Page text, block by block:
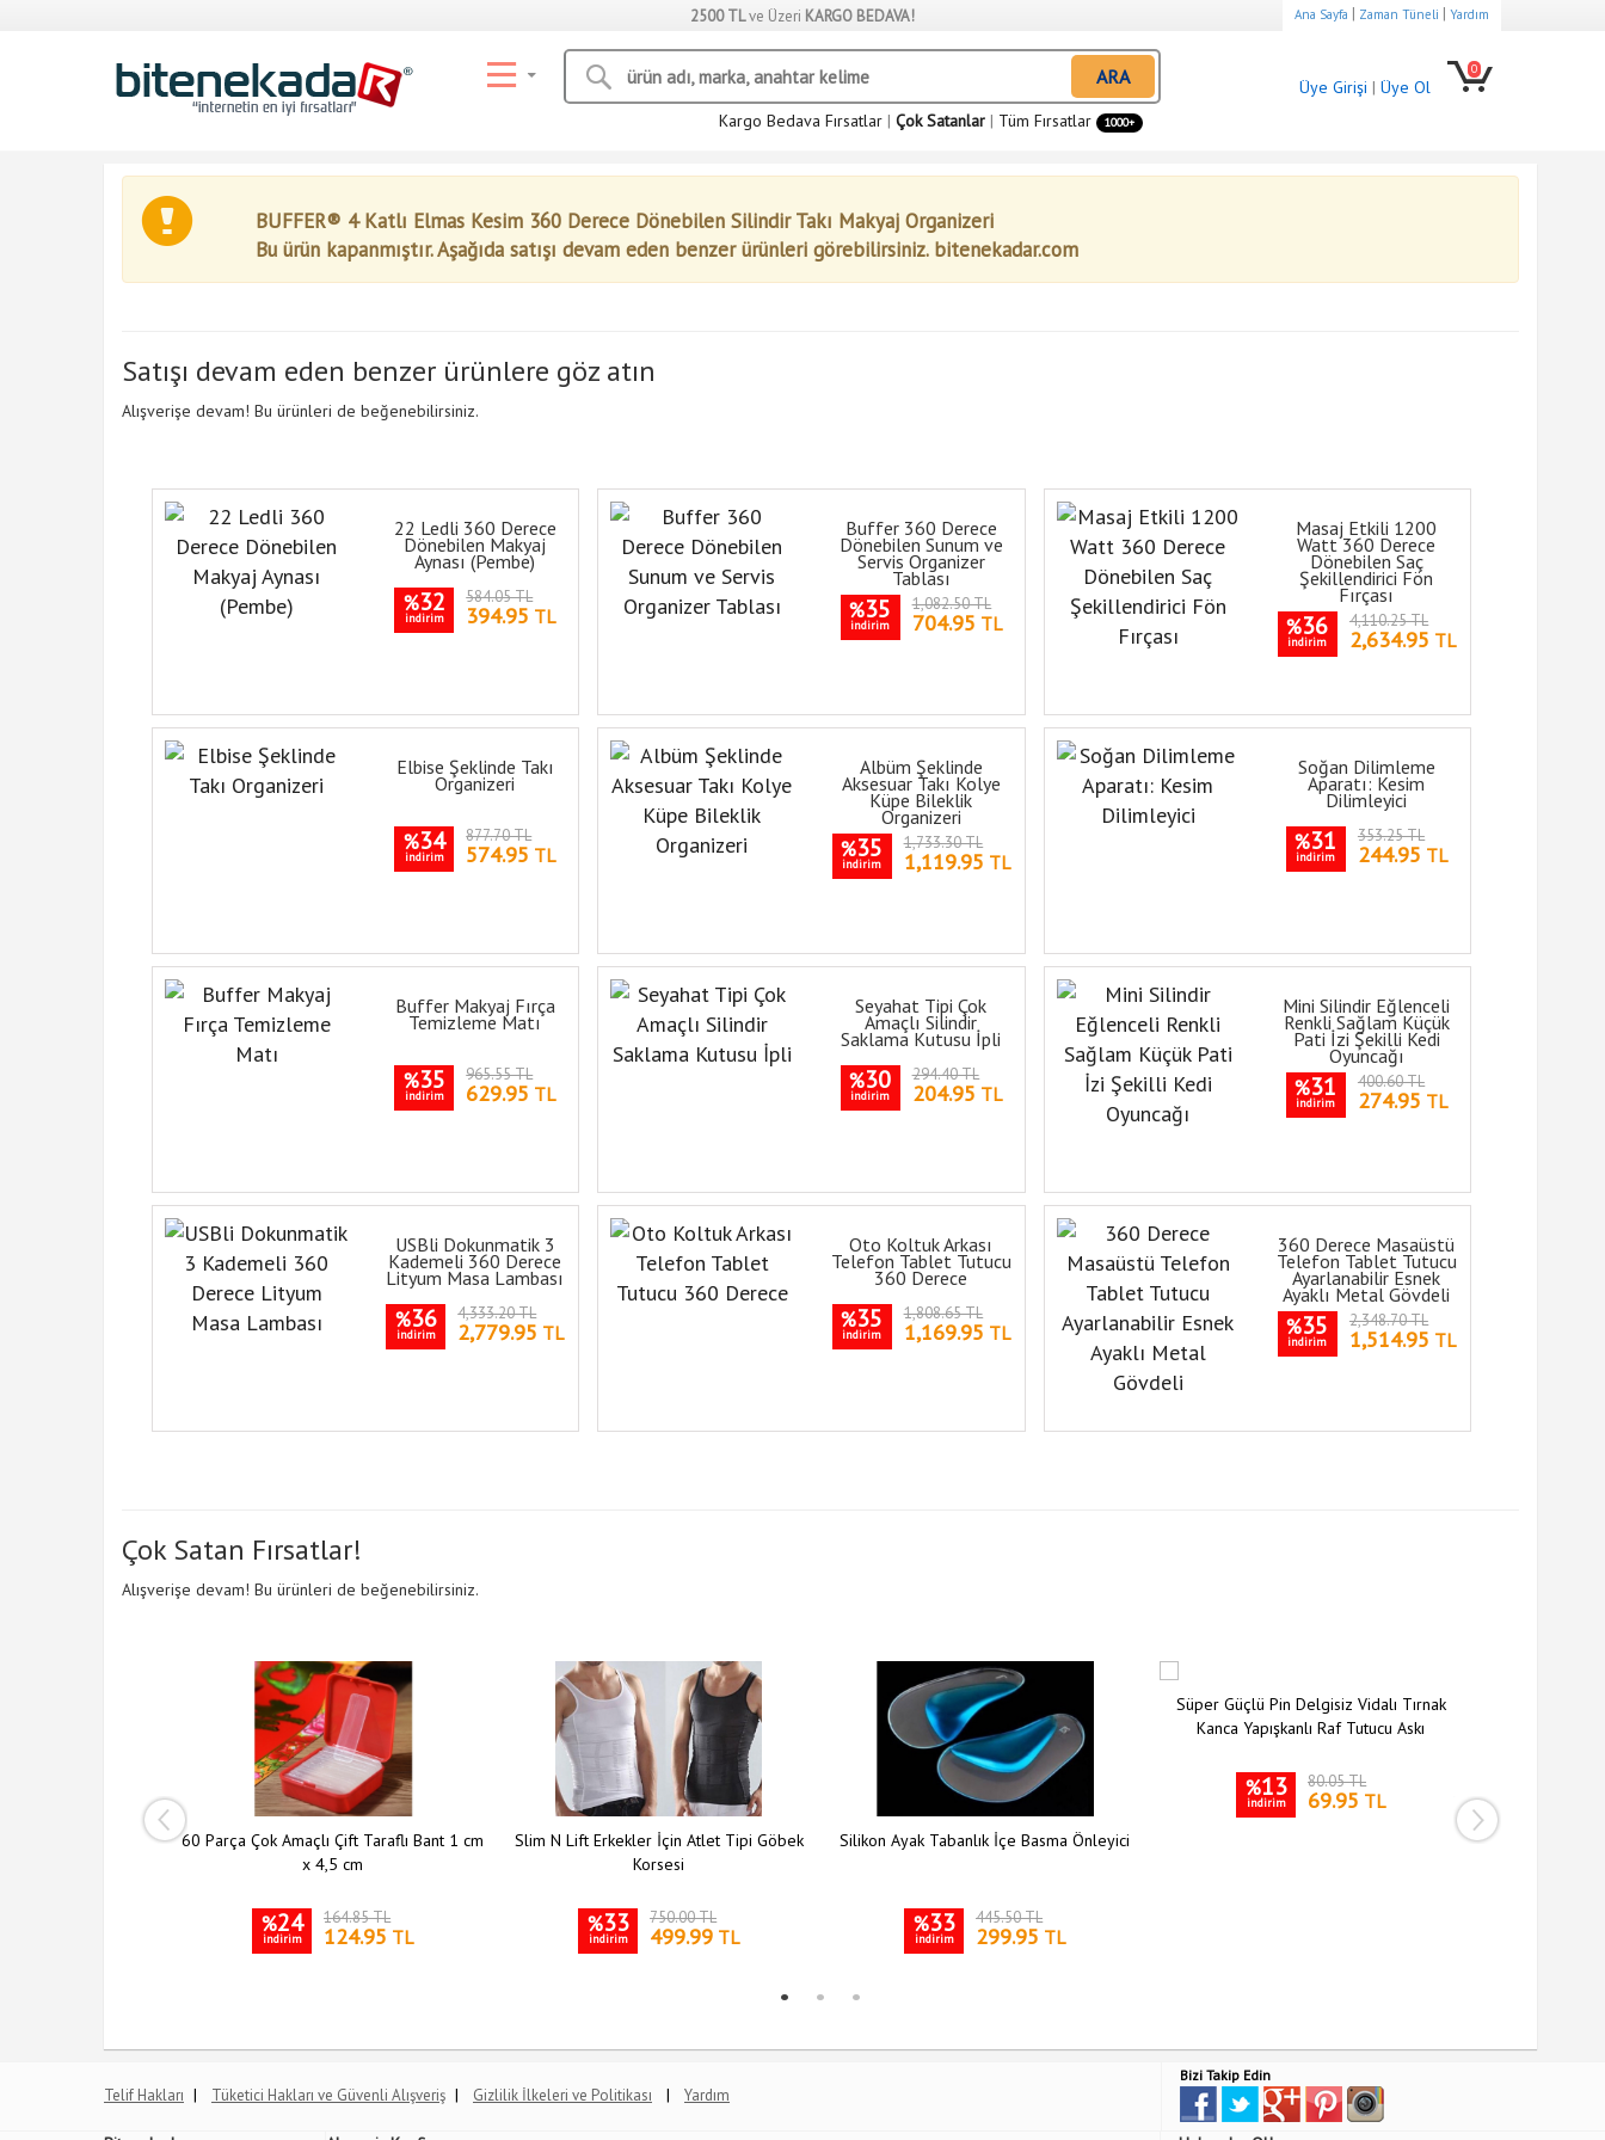
2500 TLve Üzeri KARGO BEDAVA! Ana Sayfa | Zaman Tüneli | Yardım
ARA
Kargo Bedava Fırsatlar | Çok Satanlar | Tüm Fırsatlar 1000+
Üye Girişi | Üye Ol
0
BUFFER® 4 Katlı Elmas Kesim 360 Derece Dönebilen Silindir Takı Makyaj Organizeri
Bu ürün kapanmıştır. Aşağıda satışı devam eden benzer ürünleri görebilirsiniz. bitenekadar.com
Satışı devam eden benzer ürünlere göz atın
Alışverişe devam! Bu ürünleri de beğenebilirsiniz.
22 Ledli 360 Derece
Dönebilen Makyaj
Aynası (Pembe)
%32
indirim
584.05 TL
394.95 TL
Buffer 360 Derece
Dönebilen Sunum ve
Servis Organizer
Tablası
%35
indirim
1,082.50 TL
704.95 TL
Masaj Etkili 1200
Watt 360 Derece
Dönebilen Saç
Şekillendirici Fön
Fırçası
%36
indirim
4,110.25 TL
2,634.95 TL
Elbise Şeklinde Takı
Organizeri
%34
indirim
877.70 TL
574.95 TL
Albüm Şeklinde
Aksesuar Takı Kolye
Küpe Bileklik
Organizeri
%35
indirim
1,733.30 TL
1,119.95 TL
Soğan Dilimleme
Aparatı: Kesim
Dilimleyici
%31
indirim
353.25 TL
244.95 TL
Buffer Makyaj Fırça
Temizleme Matı
%35
indirim
965.55 TL
629.95 TL
Seyahat Tipi Çok
Amaçlı Silindir
Saklama Kutusu İpli
%30
indirim
294.40 TL
204.95 TL
Mini Silindir Eğlenceli
Renkli Sağlam Küçük
Pati İzi Şekilli Kedi
Oyuncağı
%31
indirim
400.60 TL
274.95 TL
USBli Dokunmatik 3
Kademeli 360 Derece
Lityum Masa Lambası
%36
indirim
4,333.20 TL
2,779.95 TL
Oto Koltuk Arkası
Telefon Tablet Tutucu
360 Derece
%35
indirim
1,808.65 TL
1,169.95 TL
360 Derece Masaüstü
Telefon Tablet Tutucu
Ayarlanabilir Esnek
Ayaklı Metal Gövdeli
%35
indirim
2,348.70 TL
1,514.95 TL
Çok Satan Fırsatlar!
Alışverişe devam! Bu ürünleri de beğenebilirsiniz.
Şeffaf Askı 5 li Set
60 Parça Çok Amaçlı Çift Taraflı Bant 1 cm
x 4,5 cm
%24
indirim
164.85 TL
124.95 TL
Slim N Lift Erkekler İçin Atlet Tipi Göbek
Korsesi
%33
indirim
750.00 TL
499.99 TL
Silikon Ayak Tabanlık İçe Basma Önleyici
%33
indirim
445.50 TL
299.95 TL
Süper Güçlü Pin Delgisiz Vidalı Tırnak
Kanca Yapışkanlı Raf Tutucu Askı
%13
indirim
80.05 TL
69.95 TL
Siyah Silikon
Telif Hakları | Tüketici Hakları ve Güvenli Alışveriş | Gizlilik İlkeleri ve Politikası | Yardım
Bizi Takip Edin